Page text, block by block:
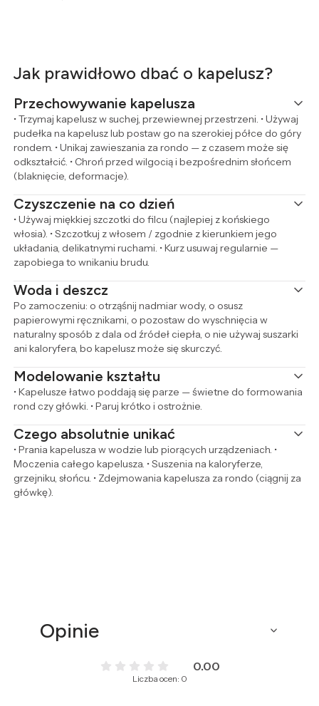
Jak prawidłowo dbać o kapelusz?
Przechowywanie kapelusza
• Trzymaj kapelusz w suchej, przewiewnej przestrzeni. • Używaj
pudełka na kapelusz lub postaw go na szerokiej półce do góry
rondem. • Unikaj zawieszania za rondo — z czasem może się
odkształcić. • Chroń przed wilgocią i bezpośrednim słońcem
(blaknięcie, deformacje).
Czyszczenie na co dzień
• Używaj miękkiej szczotki do filcu (najlepiej z końskiego
włosia). • Szczotkuj z włosem / zgodnie z kierunkiem jego
układania, delikatnymi ruchami. • Kurz usuwaj regularnie —
zapobiega to wnikaniu brudu.
Woda i deszcz
Po zamoczeniu: o otrząśnij nadmiar wody, o osusz
papierowymi ręcznikami, o pozostaw do wyschnięcia w
naturalny sposób z dala od źródeł ciepła, o nie używaj suszarki
ani kaloryfera, bo kapelusz może się skurczyć.
Modelowanie kształtu
• Kapelusze łatwo poddają się parze — świetne do formowania
rond czy główki. • Paruj krótko i ostrożnie.
Czego absolutnie unikać
• Prania kapelusza w wodzie lub piorących urządzeniach. •
Moczenia całego kapelusza. • Suszenia na kaloryferze,
grzejniku, słońcu. • Zdejmowania kapelusza za rondo (ciągnij za
główkę).
Opinie
0.00
Liczba ocen: 0